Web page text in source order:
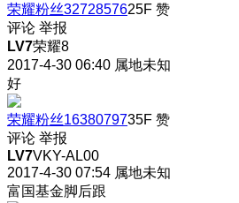
荣耀粉丝3272857625F 赞
评论 举报
LV7荣耀8
2017-4-30 06:40 属地未知
好
荣耀粉丝1638079735F 赞
评论 举报
LV7VKY-AL00
2017-4-30 07:54 属地未知
富国基金脚后跟